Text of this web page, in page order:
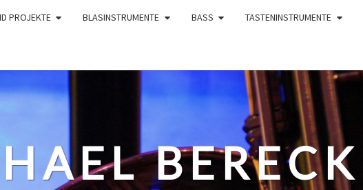
PROJEKTE BLASINSTRUMENTE BASS TASTENINSTRUMENTE